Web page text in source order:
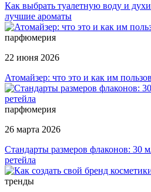
Как выбрать туалетную воду и
лучшие ароматы
парфюмерия
22 июня 2026
Атомайзер: что это и как им
парфюмерия
26 марта 2026
Стандарты размеров флаконов: 30
ретейла
тренды